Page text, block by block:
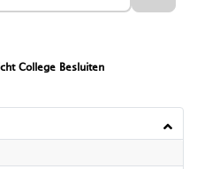
College Besluiten